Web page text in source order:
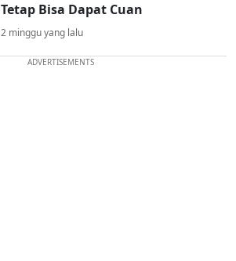
Tetap Bisa Dapat Cuan
2 minggu yang lalu
ADVERTISEMENTS